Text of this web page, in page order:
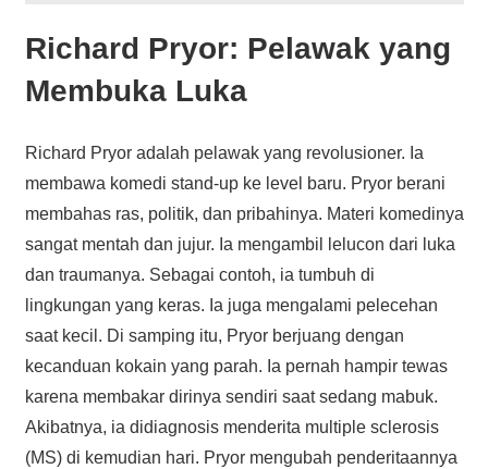
Richard Pryor: Pelawak yang
Membuka Luka
Richard Pryor adalah pelawak yang revolusioner. Ia
membawa komedi stand-up ke level baru. Pryor berani
membahas ras, politik, dan pribahinya. Materi komedinya
sangat mentah dan jujur. Ia mengambil lelucon dari luka
dan traumanya. Sebagai contoh, ia tumbuh di
lingkungan yang keras. Ia juga mengalami pelecehan
saat kecil. Di samping itu, Pryor berjuang dengan
kecanduan kokain yang parah. Ia pernah hampir tewas
karena membakar dirinya sendiri saat sedang mabuk.
Akibatnya, ia didiagnosis menderita multiple sclerosis
(MS) di kemudian hari. Pryor mengubah penderitaannya